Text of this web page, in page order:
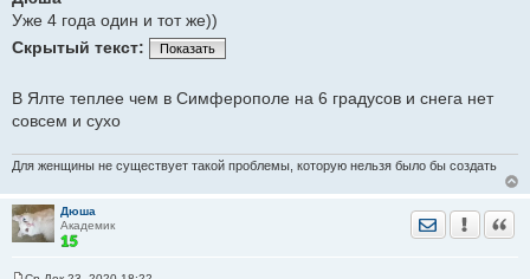
о
б
е
е
Уже 4 года один и тот же))
Скрытый текст:
Показать
В Ялте теплее чем в Симферополе на 6 градусов и снега нет
совсем и сухо
Для женщины не существует такой проблемы, которую нельзя было бы создать
Дюша
Академик
Отправить